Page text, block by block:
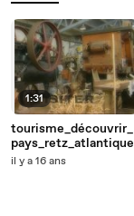
1:31
tourisme_découvrir_
pays_retz_atlantique
il y a 16 ans